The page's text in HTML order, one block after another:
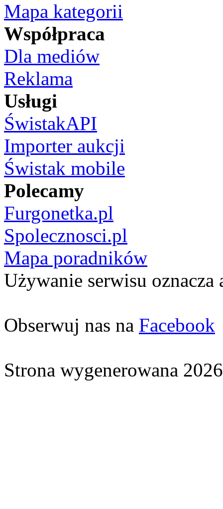
Mapa kategorii
Współpraca
Dla mediów
Reklama
Usługi
ŚwistakAPI
Importer aukcji
Świstak mobile
Polecamy
Furgonetka.pl
Spolecznosci.pl
Mapa poradników
Używanie serwisu oznacza
Obserwuj nas na Facebook
Strona wygenerowana